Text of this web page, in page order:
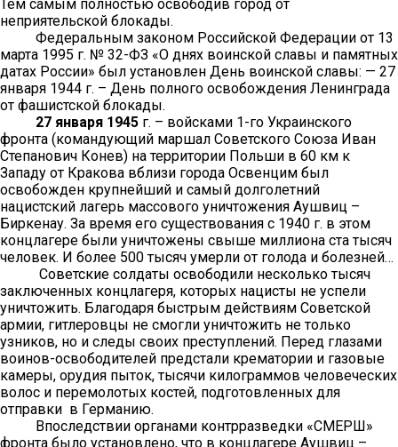
Тем самым полностью освободив город от
неприятельской блокады.
Федеральным законом Российской Федерации от 13
марта 1995 г. № 32-ФЗ «О днях воинской славы и памятных
датах России» был установлен День воинской славы: — 27
января 1944 г. – День полного освобождения Ленинграда
от фашистской блокады.
27 января 1945 г. – войсками 1-го Украинского
фронта (командующий маршал Советского Союза Иван
Степанович Конев) на территории Польши в 60 км к
Западу от Кракова вблизи города Освенцим был
освобожден крупнейший и самый долголетний
нацистский лагерь массового уничтожения Аушвиц –
Биркенау. За время его существования с 1940 г. в этом
концлагере были уничтожены свыше миллиона ста тысяч
человек. И более 500 тысяч умерли от голода и болезней…
Советские солдаты освободили несколько тысяч
заключенных концлагеря, которых нацисты не успели
уничтожить. Благодаря быстрым действиям Советской
армии, гитлеровцы не смогли уничтожить не только
узников, но и следы своих преступлений. Перед глазами
воинов-освободителей предстали крематории и газовые
камеры, орудия пыток, тысячи килограммов человеческих
волос и перемолотых костей, подготовленных для
отправки в Германию.
Впоследствии органами контрразведки «СМЕРШ»
фронта было установлено, что в концлагере Аушвиц –